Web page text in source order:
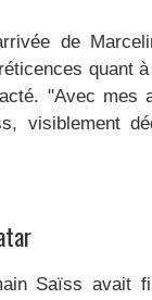
de
quant
"Avec mes
visiblement
Saïss avait